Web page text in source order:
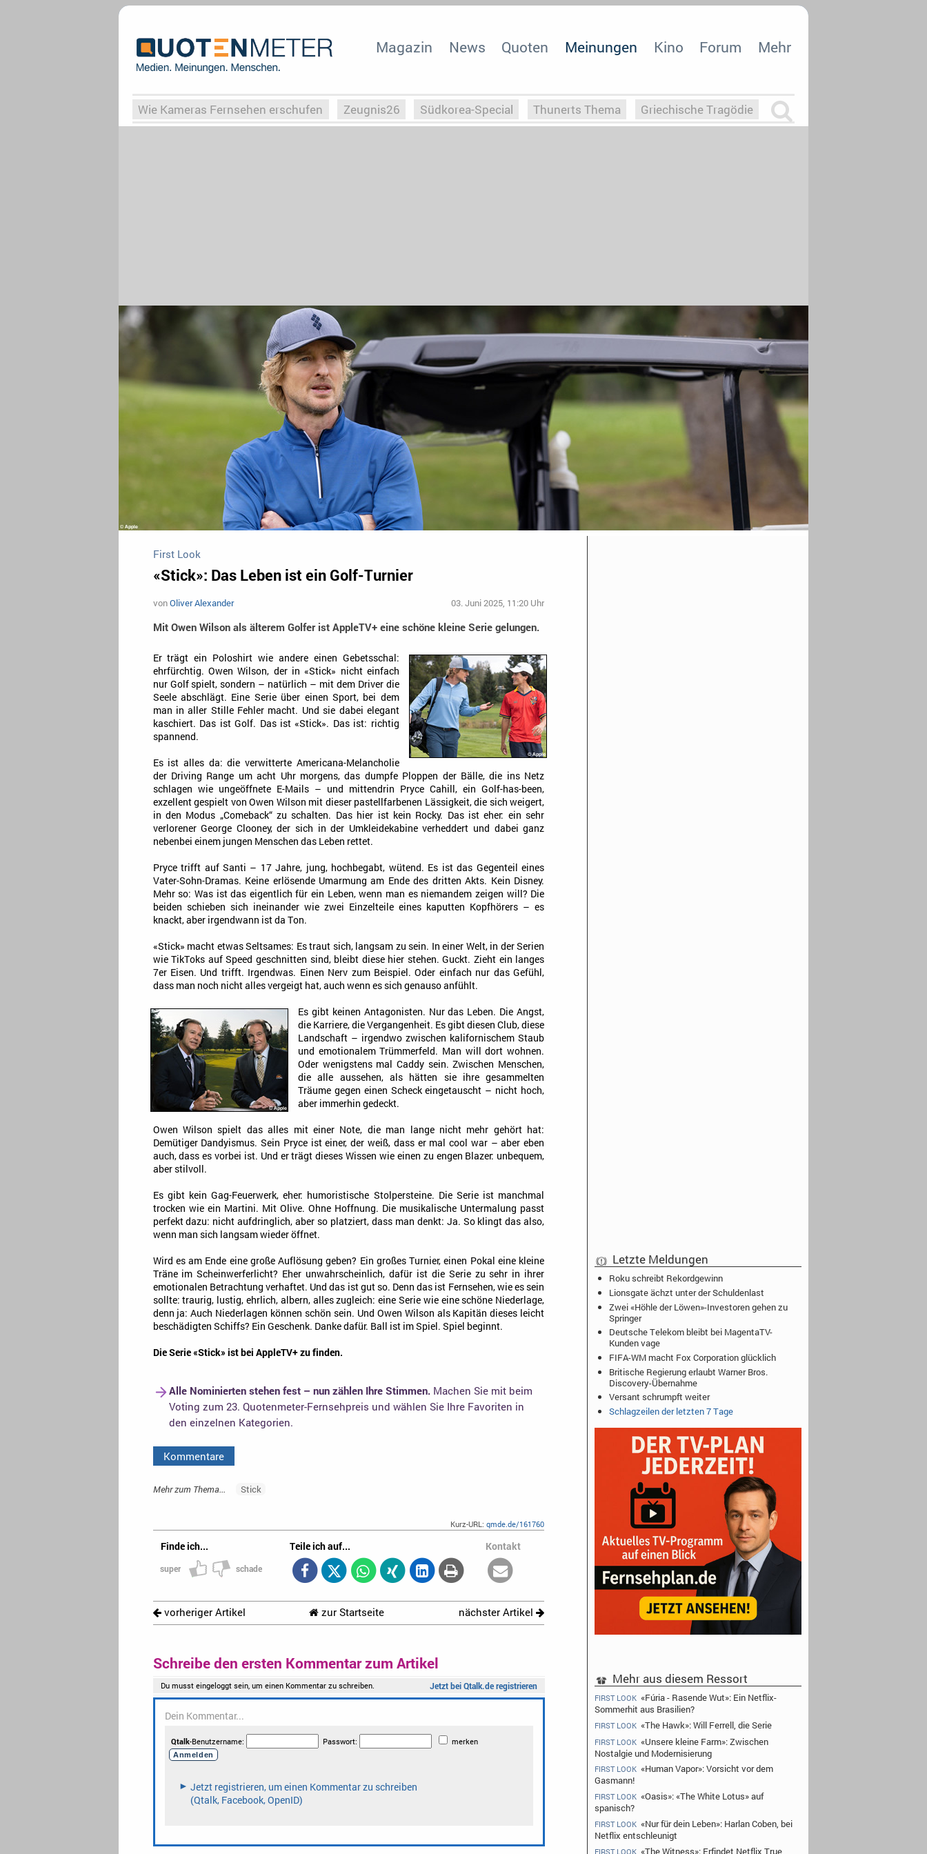
Magazin News Quoten Meinungen Kino Forum Mehr
Wie Kameras Fernsehen erschufen Zeugnis26 Südkorea-Special Thunerts Thema Griechische Tragödie
First Look
«Stick»: Das Leben ist ein Golf-Turnier
vonOliver Alexander 03. Juni 2025, 11:20 Uhr
Mit Owen Wilson als älterem Golfer ist AppleTV+ eine schöne kleine Serie gelungen.
Er trägt ein Poloshirt wie andere einen Gebetsschal:
ehrfürchtig. Owen Wilson, der in «Stick» nicht einfach
nur Golf spielt, sondern – natürlich – mit dem Driver die
Seele abschlägt. Eine Serie über einen Sport, bei dem
man in aller Stille Fehler macht. Und sie dabei elegant
kaschiert. Das ist Golf. Das ist «Stick». Das ist: richtig
spannend.
Es ist alles da: die verwitterte Americana-Melancholie
der Driving Range um acht Uhr morgens, das dumpfe Ploppen der Bälle, die ins Netz
schlagen wie ungeöffnete E-Mails – und mittendrin Pryce Cahill, ein Golf-has-been,
exzellent gespielt von Owen Wilson mit dieser pastellfarbenen Lässigkeit, die sich weigert,
in den Modus „Comeback“ zu schalten. Das hier ist kein Rocky. Das ist eher: ein sehr
verlorener George Clooney, der sich in der Umkleidekabine verheddert und dabei ganz
nebenbei einem jungen Menschen das Leben rettet.
Pryce trifft auf Santi – 17 Jahre, jung, hochbegabt, wütend. Es ist das Gegenteil eines
Vater-Sohn-Dramas. Keine erlösende Umarmung am Ende des dritten Akts. Kein Disney.
Mehr so: Was ist das eigentlich für ein Leben, wenn man es niemandem zeigen will? Die
beiden schieben sich ineinander wie zwei Einzelteile eines kaputten Kopfhörers – es
knackt, aber irgendwann ist da Ton.
«Stick» macht etwas Seltsames: Es traut sich, langsam zu sein. In einer Welt, in der Serien
wie TikToks auf Speed geschnitten sind, bleibt diese hier stehen. Guckt. Zieht ein langes
7er Eisen. Und trifft. Irgendwas. Einen Nerv zum Beispiel. Oder einfach nur das Gefühl,
dass man noch nicht alles vergeigt hat, auch wenn es sich genauso anfühlt.
Es gibt keinen Antagonisten. Nur das Leben. Die Angst,
die Karriere, die Vergangenheit. Es gibt diesen Club, diese
Landschaft – irgendwo zwischen kalifornischem Staub
und emotionalem Trümmerfeld. Man will dort wohnen.
Oder wenigstens mal Caddy sein. Zwischen Menschen,
die alle aussehen, als hätten sie ihre gesammelten
Träume gegen einen Scheck eingetauscht – nicht hoch,
aber immerhin gedeckt.
Owen Wilson spielt das alles mit einer Note, die man lange nicht mehr gehört hat:
Demütiger Dandyismus. Sein Pryce ist einer, der weiß, dass er mal cool war – aber eben
auch, dass es vorbei ist. Und er trägt dieses Wissen wie einen zu engen Blazer: unbequem,
aber stilvoll.
Es gibt kein Gag-Feuerwerk, eher: humoristische Stolpersteine. Die Serie ist manchmal
trocken wie ein Martini. Mit Olive. Ohne Hoffnung. Die musikalische Untermalung passt
perfekt dazu: nicht aufdringlich, aber so platziert, dass man denkt: Ja. So klingt das also,
wenn man sich langsam wieder öffnet.
Wird es am Ende eine große Auflösung geben? Ein großes Turnier, einen Pokal eine kleine
Träne im Scheinwerferlicht? Eher unwahrscheinlich, dafür ist die Serie zu sehr in ihrer
emotionalen Betrachtung verhaftet. Und das ist gut so. Denn das ist Fernsehen, wie es sein
sollte: traurig, lustig, ehrlich, albern, alles zugleich: eine Serie wie eine schöne Niederlage,
denn ja: Auch Niederlagen können schön sein. Und Owen Wilson als Kapitän dieses leicht
beschädigten Schiffs? Ein Geschenk. Danke dafür. Ball ist im Spiel. Spiel beginnt.
Die Serie «Stick» ist bei AppleTV+ zu finden.
Alle Nominierten stehen fest – nun zählen Ihre Stimmen.Machen Sie mit beim
Voting zum 23. Quotenmeter-Fernsehpreis und wählen Sie Ihre Favoriten in
den einzelnen Kategorien.
Kommentare
Mehr zum Thema... Stick
Kurz-URL:qmde.de/161760
Finde ich...
super schade
Teile ich auf... Kontakt
vorheriger Artikel zur Startseite nächster Artikel
Schreibe den ersten Kommentar zum Artikel
Letzte Meldungen
Roku schreibt Rekordgewinn
Lionsgate ächzt unter der Schuldenlast
Zwei «Höhle der Löwen»-Investoren gehen zu
Springer
Deutsche Telekom bleibt bei MagentaTV-
Kunden vage
FIFA-WM macht Fox Corporation glücklich
Britische Regierung erlaubt Warner Bros.
Discovery-Übernahme
Versant schrumpft weiter
Schlagzeilen der letzten 7 Tage
Mehr aus diesem Ressort
FIRST LOOK «Fúria - Rasende Wut»: Ein Netflix-
Sommerhit aus Brasilien?
FIRST LOOK «The Hawk»: Will Ferrell, die Serie
FIRST LOOK «Unsere kleine Farm»: Zwischen
Nostalgie und Modernisierung
FIRST LOOK «Human Vapor»: Vorsicht vor dem
Gasmann!
FIRST LOOK «Oasis»: «The White Lotus» auf
spanisch?
FIRST LOOK «Nur für dein Leben»: Harlan Coben, bei
Netflix entschleunigt
FIRST LOOK «The Witness»: Erfindet Netflix True